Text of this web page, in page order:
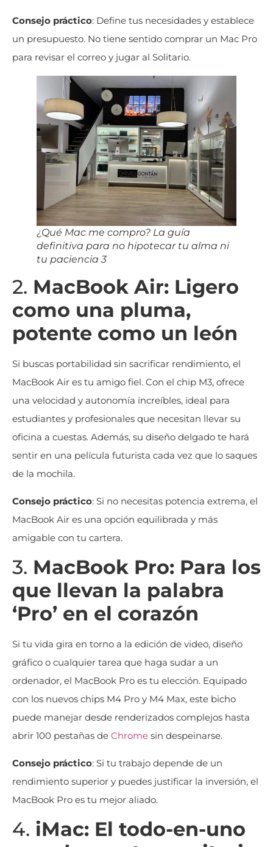
Consejo práctico: Define tus necesidades y establece
un presupuesto. No tiene sentido comprar un Mac Pro
para revisar el correo y jugar al Solitario.
¿Qué Mac me compro? La guía
definitiva para no hipotecar tu alma ni
tu paciencia 3
2. MacBook Air: Ligero
como una pluma,
potente como un león
Si buscas portabilidad sin sacrificar rendimiento, el
MacBook Air es tu amigo fiel. Con el chip M3, ofrece
una velocidad y autonomía increíbles, ideal para
estudiantes y profesionales que necesitan llevar su
oficina a cuestas. Además, su diseño delgado te hará
sentir en una película futurista cada vez que lo saques
de la mochila.
Consejo práctico: Si no necesitas potencia extrema, el
MacBook Air es una opción equilibrada y más
amigable con tu cartera.
3. MacBook Pro: Para los
que llevan la palabra
‘Pro’ en el corazón
Si tu vida gira en torno a la edición de video, diseño
gráfico o cualquier tarea que haga sudar a un
ordenador, el MacBook Pro es tu elección. Equipado
con los nuevos chips M4 Pro y M4 Max, este bicho
puede manejar desde renderizados complejos hasta
abrir 100 pestañas de Chrome sin despeinarse.
Consejo práctico: Si tu trabajo depende de un
rendimiento superior y puedes justificar la inversión, el
MacBook Pro es tu mejor aliado.
4. iMac: El todo-en-uno